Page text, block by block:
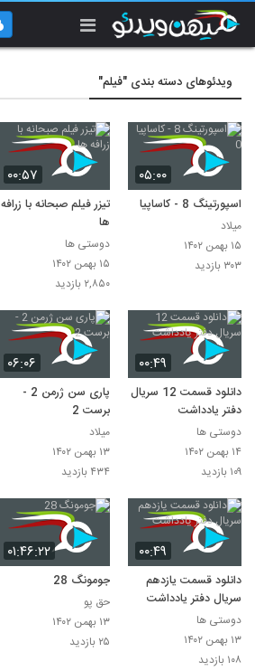
ویدئوهای دسته بندی "فیلم"
۰۵:۰۰
اسپورتینگ 8 - کاساپیا 0
میلاد
۱۵ بهمن ۱۴۰۲
۳۰۳ بازدید
۰۰:۵۷
تیزر فیلم صبحانه با زرافه
ها
دوستی ها
۱۵ بهمن ۱۴۰۲
۲,۸۵۰ بازدید
۰۰:۴۹
دانلود قسمت 12 سریال
دفتر یادداشت
دوستی ها
۱۴ بهمن ۱۴۰۲
۱۰۹ بازدید
۰۶:۰۶
پاری سن ژرمن 2 -
برست 2
میلاد
۱۳ بهمن ۱۴۰۲
۴۳۴ بازدید
۰۰:۴۹
دانلود قسمت یازدهم
سریال دفتر یادداشت
دوستی ها
۱۳ بهمن ۱۴۰۲
۱۰۸ بازدید
۰۱:۴۶:۲۲
جومونگ 28
حق پو
۱۳ بهمن ۱۴۰۲
۲۵ بازدید